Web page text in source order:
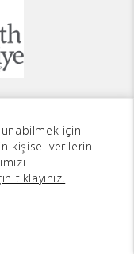
için
kişisel verilerin
tıklayınız.